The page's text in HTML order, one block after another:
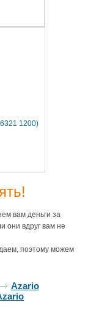
1200)
вам деньги за
они вдруг вам не
поэтому можем
Azario